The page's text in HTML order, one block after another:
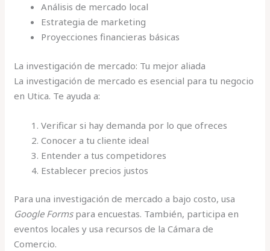
Análisis de mercado local
Estrategia de marketing
Proyecciones financieras básicas
La investigación de mercado: Tu mejor aliada
La investigación de mercado es esencial para tu negocio
en Utica. Te ayuda a:
Verificar si hay demanda por lo que ofreces
Conocer a tu cliente ideal
Entender a tus competidores
Establecer precios justos
Para una investigación de mercado a bajo costo, usa
Google Formspara encuestas. También, participa en
eventos locales y usa recursos de la Cámara de
Comercio.